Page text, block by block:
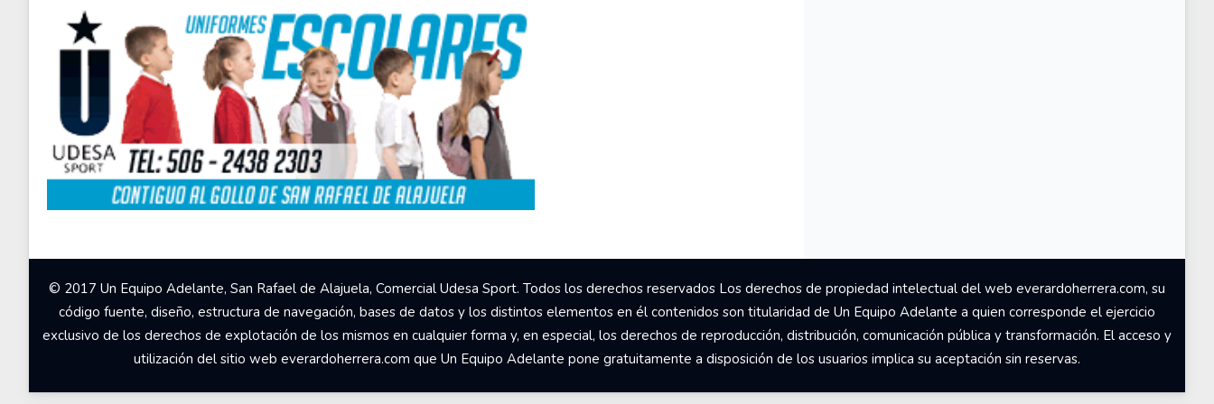
© 2017 Un Equipo Adelante, San Rafael de Alajuela, Comercial Udesa Sport. Todos los derechos reservados Los derechos de propiedad intelectual del web everardoherrera.com, su
código fuente, diseño, estructura de navegación, bases de datos y los distintos elementos en él contenidos son titularidad de Un Equipo Adelante a quien corresponde el ejercicio
exclusivo de los derechos de explotación de los mismos en cualquier forma y, en especial, los derechos de reproducción, distribución, comunicación pública y transformación. El acceso y
utilización del sitio web everardoherrera.com que Un Equipo Adelante pone gratuitamente a disposición de los usuarios implica su aceptación sin reservas.